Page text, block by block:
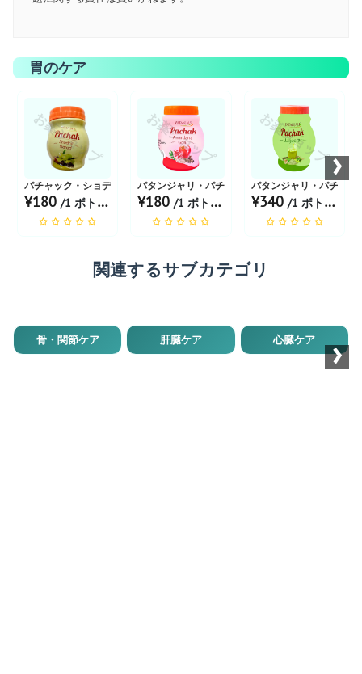
胃のケア
お薬ショップ
パチャック・ショディット・ハラド
¥180 /1 ボトル あたり
お薬ショップ
パタンジャリ・パチャク・アナルダナ
¥180/1 ボトル あたり
お薬ショップ
パタンジャリ・パチャク
¥340 /1 ボトル あたり
›
関連するサブカテゴリ
骨・関節ケア 肝臓ケア 心臓ケア ›